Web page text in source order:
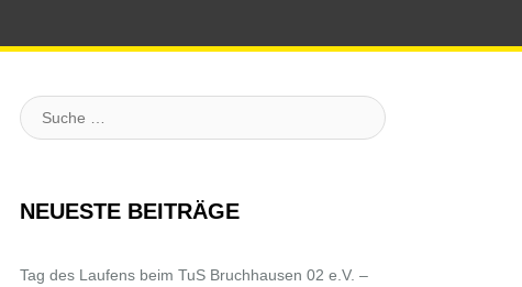
Suche
:
NEUESTE BEITRÄGE
Tag des Laufens beim TuS Bruchhausen 02 e.V. –